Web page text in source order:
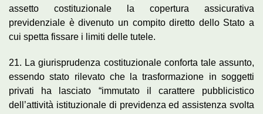
assetto costituzionale la copertura assicurativa
previdenziale è divenuto un compito diretto dello Stato a
cui spetta fissare i limiti delle tutele.
21. La giurisprudenza costituzionale conforta tale assunto,
essendo stato rilevato che la trasformazione in soggetti
privati ha lasciato “immutato il carattere pubblicistico
dell’attività istituzionale di previdenza ed assistenza svolta